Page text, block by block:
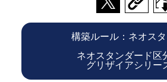
構築ルール：ネオス
ネオスタンダード区
グリザイアシリー